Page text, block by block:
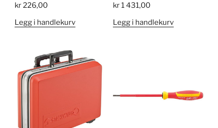
kr 226,00
Legg i handlekurv
kr1 431,00
Legg i handlekurv